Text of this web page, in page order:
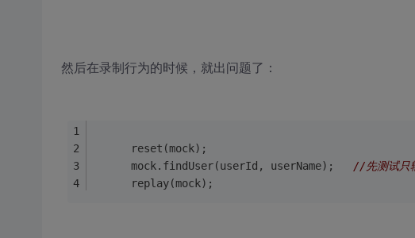
然后在录制行为的时候，就出问题了：
      reset(mock);
      mock.findUser(userId, userName);
//先测试只
      replay(mock);